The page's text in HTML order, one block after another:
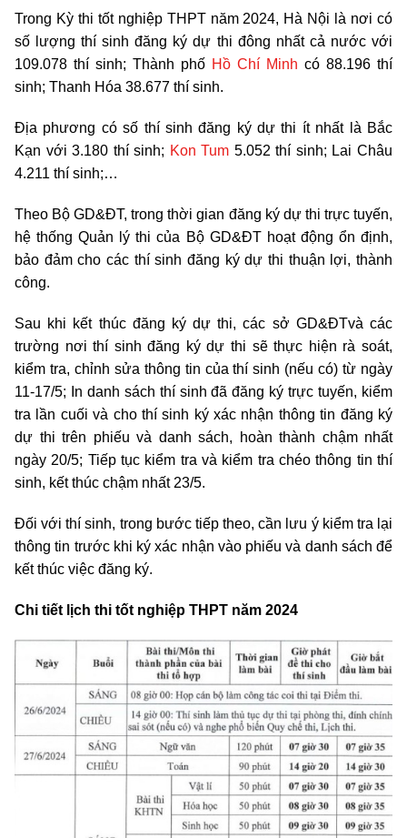
Trong Kỳ thi tốt nghiệp THPT năm 2024, Hà Nội là nơi có
số lượng thí sinh đăng ký dự thi đông nhất cả nước với
109.078 thí sinh; Thành phố Hồ Chí Minh có 88.196 thí
sinh; Thanh Hóa 38.677 thí sinh.
Địa phương có số thí sinh đăng ký dự thi ít nhất là Bắc
Kạn với 3.180 thí sinh; Kon Tum 5.052 thí sinh; Lai Châu
4.211 thí sinh;…
Theo Bộ GD&ĐT, trong thời gian đăng ký dự thi trực tuyến,
hệ thống Quản lý thi của Bộ GD&ĐT hoạt động ổn định,
bảo đảm cho các thí sinh đăng ký dự thi thuận lợi, thành
công.
Sau khi kết thúc đăng ký dự thi, các sở GD&ĐTvà các
trường nơi thí sinh đăng ký dự thi sẽ thực hiện rà soát,
kiểm tra, chỉnh sửa thông tin của thí sinh (nếu có) từ ngày
11-17/5; In danh sách thí sinh đã đăng ký trực tuyến, kiểm
tra lần cuối và cho thí sinh ký xác nhận thông tin đăng ký
dự thi trên phiếu và danh sách, hoàn thành chậm nhất
ngày 20/5; Tiếp tục kiểm tra và kiểm tra chéo thông tin thí
sinh, kết thúc chậm nhất 23/5.
Đối với thí sinh, trong bước tiếp theo, cần lưu ý kiểm tra lại
thông tin trước khi ký xác nhận vào phiếu và danh sách để
kết thúc việc đăng ký.
Chi tiết lịch thi tốt nghiệp THPT năm 2024